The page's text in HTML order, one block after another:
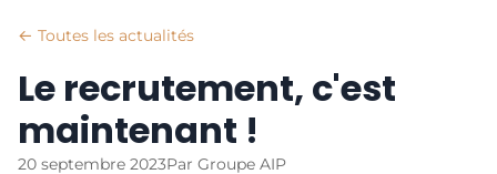
← Toutes les actualités
Le recrutement, c'est
maintenant !
20 septembre 2023Par Groupe AIP